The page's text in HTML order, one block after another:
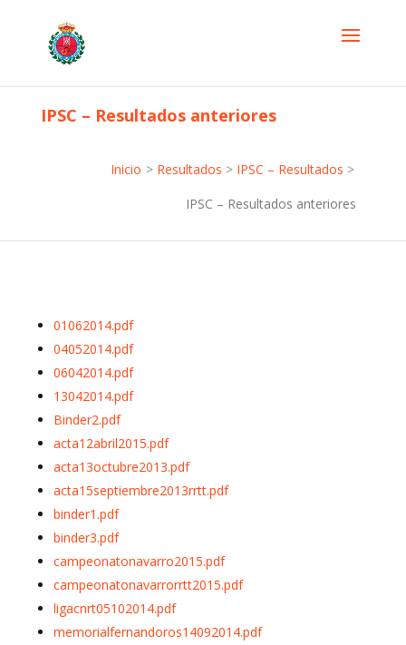
IPSC – Resultados anteriores
Inicio > Resultados > IPSC – Resultados >
IPSC – Resultados anteriores
01062014.pdf
04052014.pdf
06042014.pdf
13042014.pdf
Binder2.pdf
acta12abril2015.pdf
acta13octubre2013.pdf
acta15septiembre2013rrtt.pdf
binder1.pdf
binder3.pdf
campeonatonavarro2015.pdf
campeonatonavarrorrtt2015.pdf
ligacnrt05102014.pdf
memorialfernandoros14092014.pdf